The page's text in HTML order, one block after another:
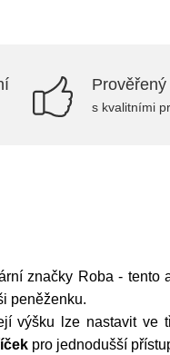
s kvalitními
značky Roba - tento
peněženku.
výšku lze nastavit ve
pro jednodušší